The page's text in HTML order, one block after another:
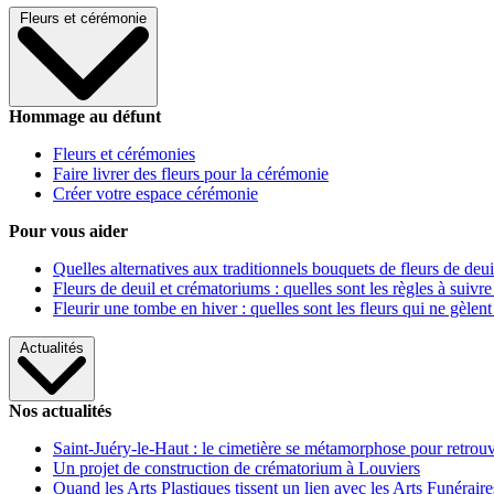
Fleurs et cérémonie
Hommage au défunt
Fleurs et cérémonies
Faire livrer des fleurs pour la cérémonie
Créer votre espace cérémonie
Pour vous aider
Quelles alternatives aux traditionnels bouquets de fleurs de
Fleurs de deuil et crématoriums : quelles sont les règles à
Fleurir une tombe en hiver : quelles sont les fleurs qui ne gèlent
Actualités
Nos actualités
Saint-Juéry-le-Haut : le cimetière se métamorphose pour
Un projet de construction de crématorium à Louviers
Quand les Arts Plastiques tissent un lien avec les Arts